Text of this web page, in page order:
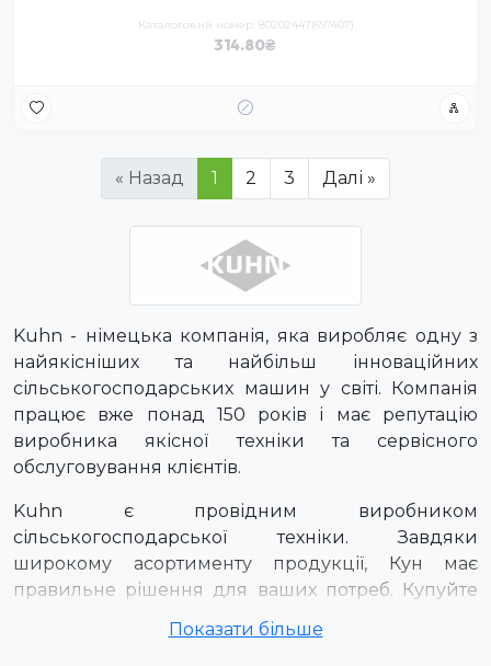
Каталоговий номер: 80202447(697407)
314.80
« Назад 1 2 3 Далі »
Kuhn - німецька компанія, яка виробляє одну з
найякісніших та найбільш інноваційних
сільськогосподарських машин у світі. Компанія
працює вже понад 150 років і має репутацію
виробника якісної техніки та сервісного
обслуговування клієнтів.
Kuhn є провідним виробником
сільськогосподарської техніки. Завдяки
широкому асортименту продукції, Кун має
правильне рішення для ваших потреб. Купуйте
запчастини та обладнання
інтернет-магазиніСелм Агро.
Показати більше